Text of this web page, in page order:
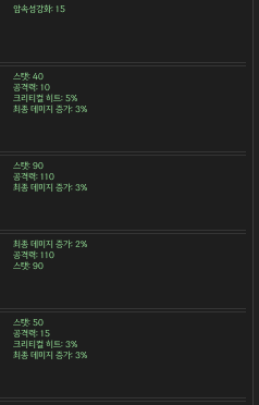
암속성강화: 15
스탯: 40
공격력: 10
크리티컬 히트: 5%
최종 데미지 증가: 3%
스탯: 90
공격력: 110
최종 데미지 증가: 3%
최종 데미지 증가: 2%
공격력: 110
스탯: 90
스탯: 50
공격력: 15
크리티컬 히트: 3%
최종 데미지 증가: 3%